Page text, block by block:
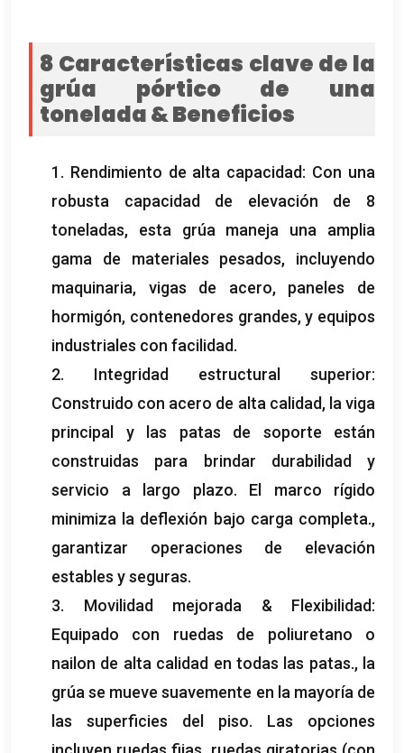
8 Características clave de la
grúa pórtico de una
tonelada & Beneficios
1. Rendimiento de alta capacidad: Con una
robusta capacidad de elevación de 8
toneladas, esta grúa maneja una amplia
gama de materiales pesados, incluyendo
maquinaria, vigas de acero, paneles de
hormigón, contenedores grandes, y equipos
industriales con facilidad.
2. Integridad estructural superior:
Construido con acero de alta calidad, la viga
principal y las patas de soporte están
construidas para brindar durabilidad y
servicio a largo plazo. El marco rígido
minimiza la deflexión bajo carga completa.,
garantizar operaciones de elevación
estables y seguras.
3. Movilidad mejorada & Flexibilidad:
Equipado con ruedas de poliuretano o
nailon de alta calidad en todas las patas., la
grúa se mueve suavemente en la mayoría de
las superficies del piso. Las opciones